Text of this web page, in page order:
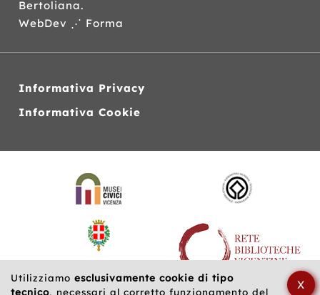
Utilizziamo esclusivamente cookie di tipo
tecnico, necessari al corretto funzionamento del X
Bertoliana.
WebDev ⋰ Forma
Informativa Privacy
Informativa Cookie